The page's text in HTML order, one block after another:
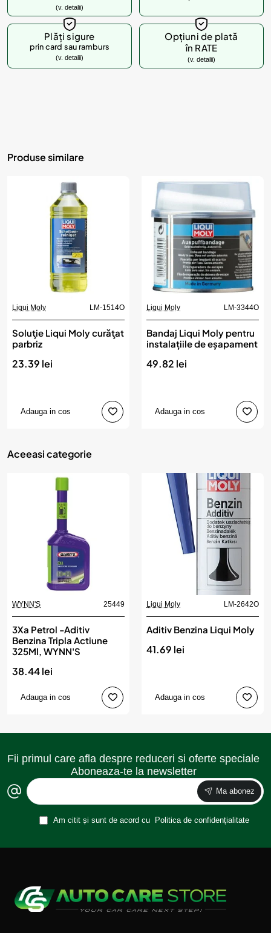
(v. detalii)
Plăți sigure
prin card sau ramburs
(v. detalii)
Opțiuni de plată
în RATE
(v. detalii)
Produse similare
Liqui Moly LM-1514O
Soluţie Liqui Moly curăţat
parbriz
23.39 lei
Adauga in cos
Liqui Moly LM-3344O
Bandaj Liqui Moly pentru
instalațiile de eșapament
49.82 lei
Adauga in cos
Aceeasi categorie
WYNN'S 25449
3Xa Petrol -Aditiv
Benzina Tripla Actiune
325Ml, WYNN'S
38.44 lei
Adauga in cos
Liqui Moly LM-2642O
Aditiv Benzina Liqui Moly
41.69 lei
Adauga in cos
Fii primul care afla despre reduceri si oferte speciale
Aboneaza-te la newsletter
Ma abonez
Am citit și sunt de acord cu Politica de confidențialitate